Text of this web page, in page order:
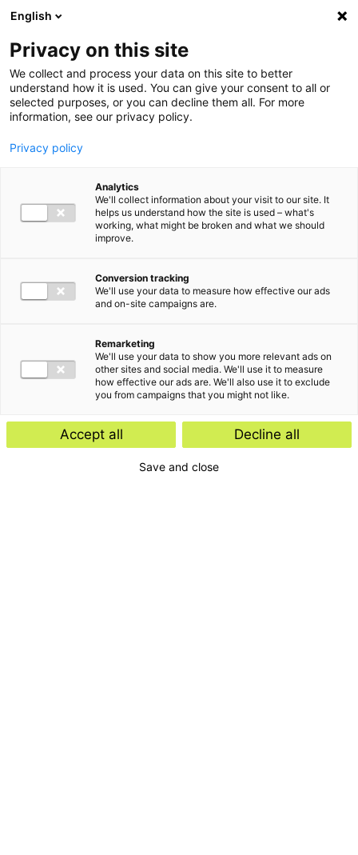
Ga direct naar de inhoud
English
Privacy on this site
We collect and process your data on this site to better
understand how it is used. You can give your consent to all or
selected purposes, or you can decline them all. For more
information, see our privacy policy.
Privacy policy
Analytics
We'll collect information about your visit to our site. It
helps us understand how the site is used – what's
working, what might be broken and what we should
improve.
Conversion tracking
We'll use your data to measure how effective our ads
and on-site campaigns are.
Remarketing
We'll use your data to show you more relevant ads on
other sites and social media. We'll use it to measure
how effective our ads are. We'll also use it to exclude
you from campaigns that you might not like.
Accept all Decline all
Save and close